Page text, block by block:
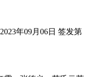
年09月06日 签发第